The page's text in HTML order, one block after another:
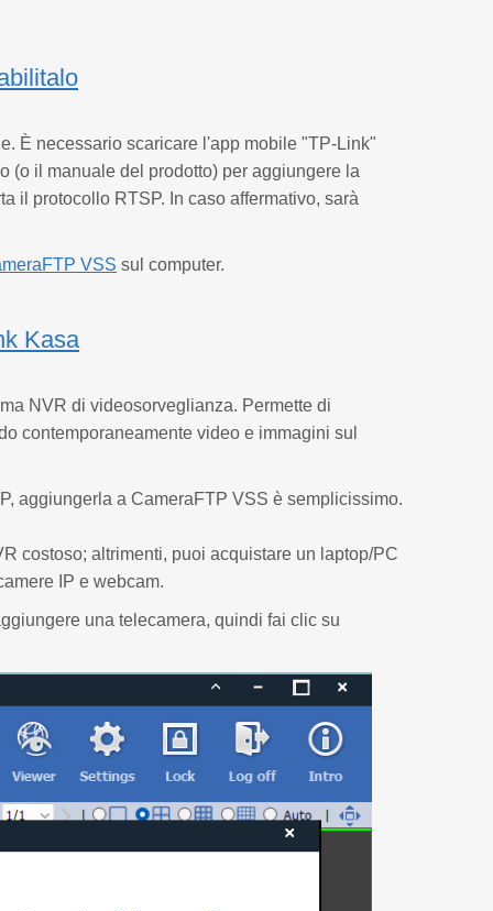
È necessario scaricare l'app mobile "TP-Link"
(o il manuale del prodotto) per aggiungere la
il protocollo RTSP. In caso affermativo, sarà
VSS sul computer.
Kasa
NVR di videosorveglianza. Permette di
contemporaneamente video e immagini sul
aggiungerla a CameraFTP VSS è semplicissimo.
costoso; altrimenti, puoi acquistare un laptop/PC
IP e webcam.
una telecamera, quindi fai clic su